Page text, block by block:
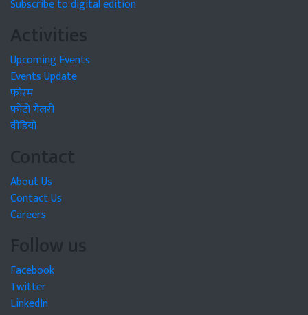
Subscribe to digital edition
Activities
Upcoming Events
Events Update
फोरम
फोटो गैलरी
वीडियो
Contact
About Us
Contact Us
Careers
Follow us
Facebook
Twitter
LinkedIn